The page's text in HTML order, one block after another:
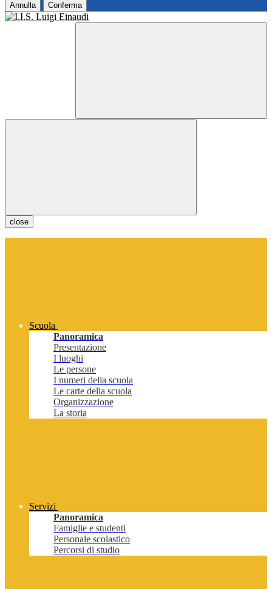
Annulla Conferma
close
Scuola
Panoramica
Presentazione
I luoghi
Le persone
I numeri della scuola
Le carte della scuola
Organizzazione
La storia
Servizi
Panoramica
Famiglie e studenti
Personale scolastico
Percorsi di studio